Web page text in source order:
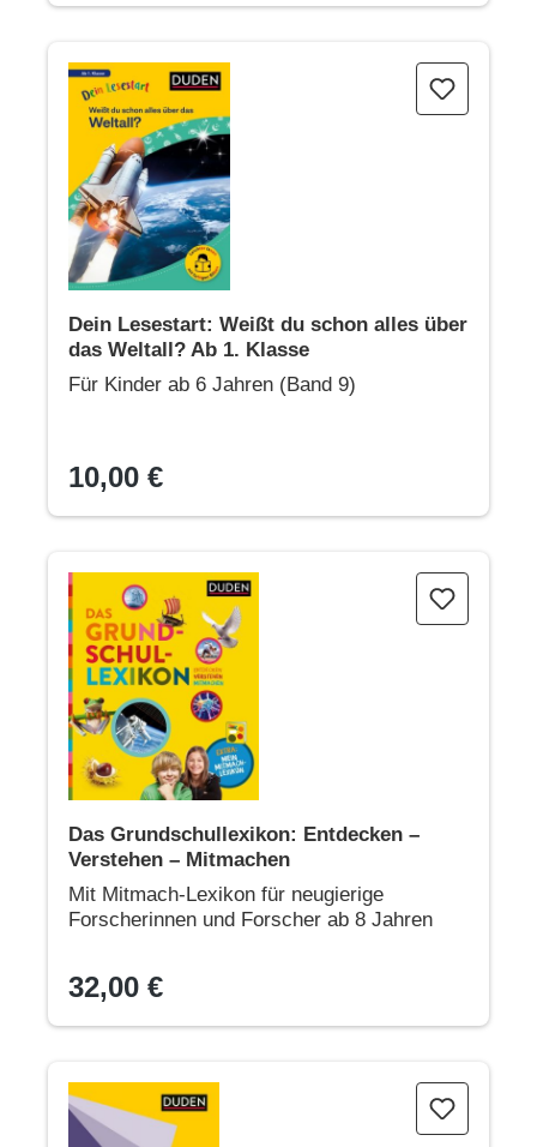
Dein Lesestart: Weißt du schon alles über das Weltall? Ab
Dein Lesestart: Weißt du schon alles über
das Weltall? Ab 1. Klasse
Für Kinder ab 6 Jahren (Band 9)
10,00 €
Das Grundschullexikon: Entdecken – Verstehen –
Das Grundschullexikon: Entdecken –
Verstehen – Mitmachen
Mit Mitmach-Lexikon für neugierige
Forscherinnen und Forscher ab 8 Jahren
32,00 €
Pocket Teacher Abi Physik